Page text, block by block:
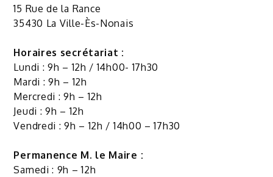
15 Rue de la Rance
35430 La Ville-Ès-Nonais
Horaires secrétariat :
Lundi : 9h – 12h / 14h00- 17h30
Mardi : 9h – 12h
Mercredi : 9h – 12h
Jeudi : 9h – 12h
Vendredi : 9h – 12h / 14h00 – 17h30
Permanence M. le Maire :
Samedi : 9h – 12h